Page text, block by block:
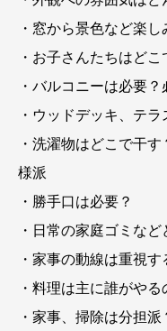
・窓から景色など楽し
・お子さんたちはどこ
・バルコニーは必要
・ウッドデッキ、テ
・洗濯物はどこで干
様派
・勝手口は必要？
・日常の家庭ゴミな
・家事の動線は重視
・料理は主に誰がやる
・家事、掃除は分担派